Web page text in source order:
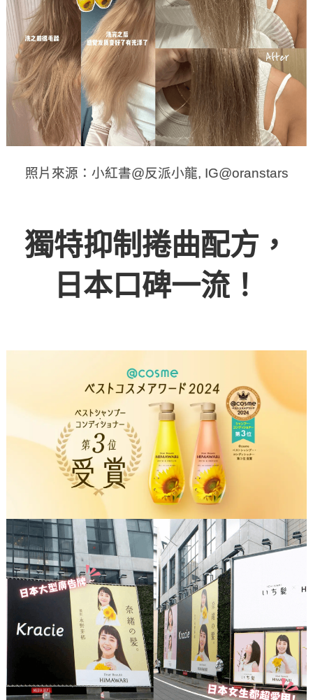
照片來源：小紅書@反派小龍, IG@oranstars
獨特抑制捲曲配方，
日本口碑一流！